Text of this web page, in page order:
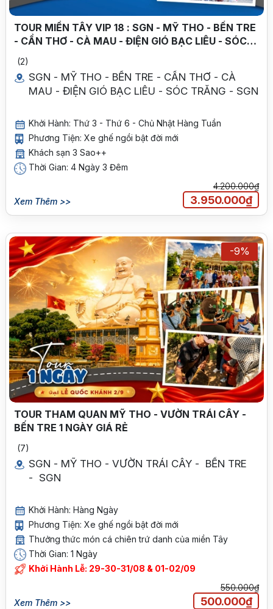
TOUR MIỀN TÂY VIP 18 : SGN - MỸ THO - BẾN TRE
- CẦN THƠ - CÀ MAU - ĐIỆN GIÓ BẠC LIÊU - SÓC
TRĂNG - SGN 4 N- 3Đ. KS 5 SAO - KHỞI HÀNH THỨ
3 - THỨ 6 HÀNG TUẦN
(2)
SGN - MỸ THO - BẾN TRE - CẦN THƠ - CÀ
MAU - ĐIỆN GIÓ BẠC LIÊU - SÓC TRĂNG - SGN
Khởi Hành: Thứ 3 - Thứ 6 - Chủ Nhật Hàng Tuần
Phương Tiện: Xe ghế ngồi bật đời mới
Khách sạn 3 Sao++
Thời Gian: 4 Ngày 3 Đêm
Xem Thêm >>
4.200.000₫
3.950.000₫
-9%
TOUR THAM QUAN MỸ THO - VƯỜN TRÁI CÂY -
BẾN TRE 1 NGÀY GIÁ RẺ
(7)
SGN - MỸ THO - VƯỜN TRÁI CÂY - BẾN TRE
- SGN
Khởi Hành: Hàng Ngày
Phương Tiện: Xe ghế ngồi bật đời mới
Thưởng thức món cá chiên trứ danh của miền Tây
Thời Gian: 1 Ngày
Khởi Hành Lễ: 29-30-31/08 & 01-02/09
Xem Thêm >>
550.000₫
500.000₫